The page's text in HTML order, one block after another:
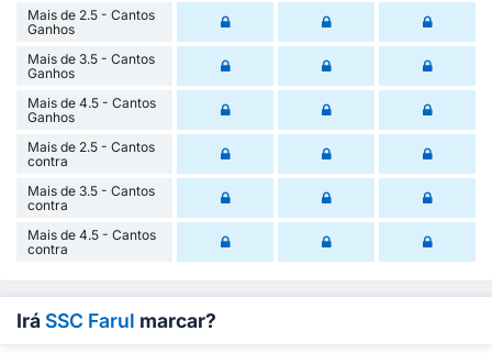
Mais de 2.5 - Cantos
Ganhos
Mais de 3.5 - Cantos
Ganhos
Mais de 4.5 - Cantos
Ganhos
Mais de 2.5 - Cantos
contra
Mais de 3.5 - Cantos
contra
Mais de 4.5 - Cantos
contra
IráSSC Farul marcar?